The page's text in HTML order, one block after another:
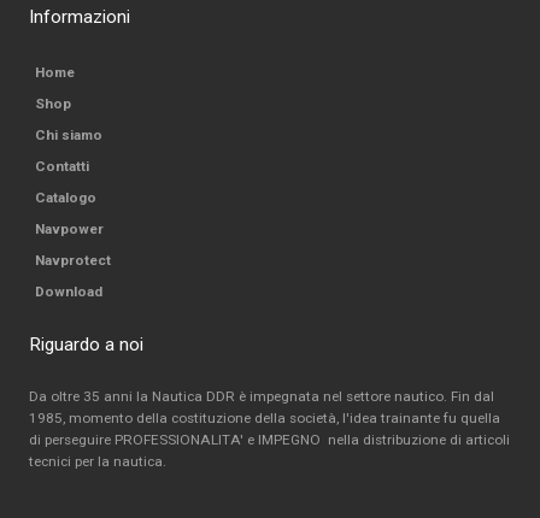
Informazioni
Home
Shop
Chi siamo
Contatti
Catalogo
Navpower
Navprotect
Download
Riguardo a noi
Da oltre 35 anni la Nautica DDR è impegnata nel settore nautico. Fin dal
1985, momento della costituzione della società, l'idea trainante fu quella
di perseguire PROFESSIONALITA' e IMPEGNO nella distribuzione di articoli
tecnici per la nautica.